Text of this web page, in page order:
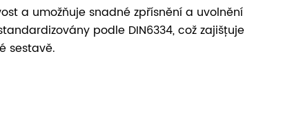
a umožňuje snadné zpřísnění a uvolnění
podle DIN6334, což zajišťuje
sestavě.